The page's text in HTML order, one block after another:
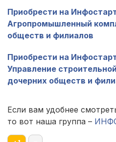
Приобрести на
Агропромышленный
обществ и филиалов
Приобрести на
Управление
дочерних обществ и
Если вам удобнее
то вот наша группа –